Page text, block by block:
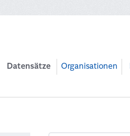
Datensätze Organisationen